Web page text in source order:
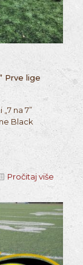
Prve lige
na 7”
Black
Pročitaj više